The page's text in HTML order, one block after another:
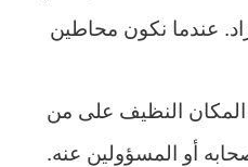
عندما نكون محاطين
النظيف على من
أو المسؤولين عنه.